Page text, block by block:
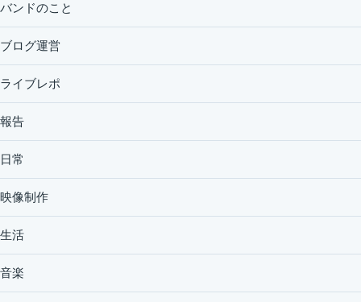
バンドのこと
ブログ運営
ライブレポ
報告
日常
映像制作
生活
音楽